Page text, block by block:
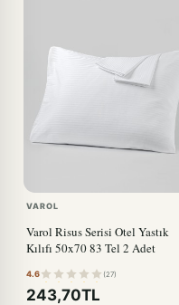
VAROL
Varol Risus Serisi Otel Yastık
Kılıfı 50x70 83 Tel 2 Adet
4.6 (27)
243,70TL